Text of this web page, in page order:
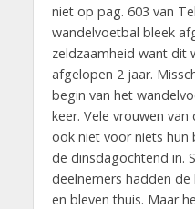
niet op pag. 603 van
wandelvoetbal bleek
zeldzaamheid want dit
afgelopen 2 jaar.
begin van het
keer. Vele vrouwen
ook niet voor niets
de dinsdagochtend in.
deelnemers hadden
en bleven thuis. Maar